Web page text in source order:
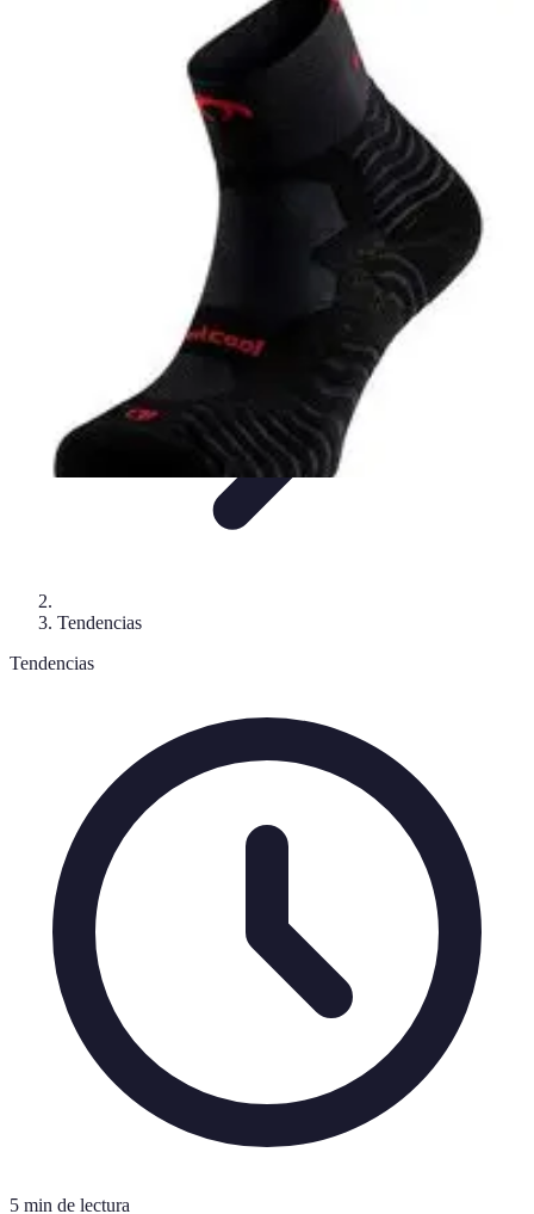
Aprendizaje Efectivo Comparativas Plataformas
Formación a Distancia
Tendencias
Tendencias
5 min de lectura